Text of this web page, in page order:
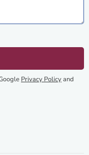
Privacy Policyand